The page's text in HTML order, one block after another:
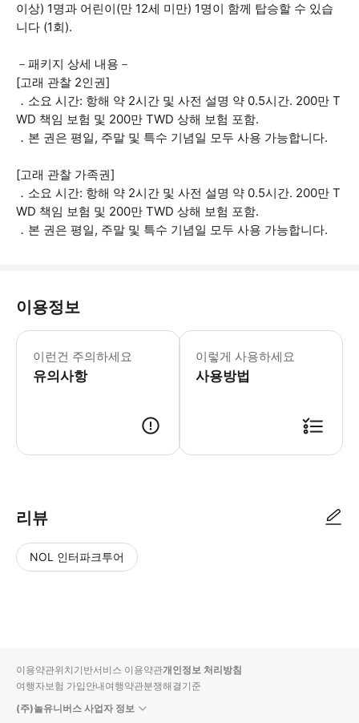
이상) 1명과 어린이(만 12세 미만) 1명이 함께 탑승할 수 있습
니다 (1회).
－패키지 상세 내용－
[고래 관찰 2인권]
．소요 시간: 항해 약 2시간 및 사전 설명 약 0.5시간. 200만 T
WD 책임 보험 및 200만 TWD 상해 보험 포함.
．본 권은 평일, 주말 및 특수 기념일 모두 사용 가능합니다.
[고래 관찰 가족권]
．소요 시간: 항해 약 2시간 및 사전 설명 약 0.5시간. 200만 T
WD 책임 보험 및 200만 TWD 상해 보험 포함.
．본 권은 평일, 주말 및 특수 기념일 모두 사용 가능합니다.
이용정보
이런건 주의하세요
유의사항
．기상 및 해상 상태 불량으로 출항이
이렇게 사용하세요
사용방법
리뷰
NOL 인터파크투어
입니
다.
순
상
이용약관위치기반서비스 이용약관개인정보 처리방침
여행자보험 가입안내여행약관분쟁해결기준
(주)놀유니버스 사업자 정보